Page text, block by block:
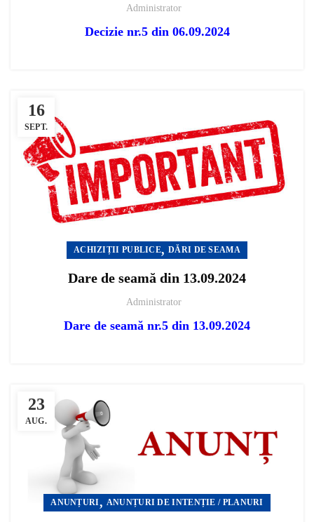
Administrator
Decizie nr.5 din 06.09.2024
16
SEPT.
ACHIZIȚII PUBLICE,DĂRI DE SEAMA
Dare de seamă din 13.09.2024
Administrator
Dare de seamă nr.5 din 13.09.2024
23
AUG.
ANUNȚURI, ANUNȚURI DE INTENȚIE / PLANURI